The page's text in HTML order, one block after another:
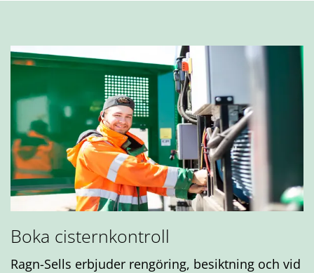
Boka cisternkontroll
Ragn-Sells erbjuder rengöring, besiktning och vid